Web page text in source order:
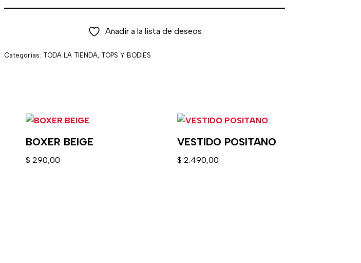
Añadir a la lista de deseos
Categorías: TODA LA TIENDA, TOPS Y BODIES
BOXER BEIGE
$ 290,00
VESTIDO POSITANO
$ 2.490,00